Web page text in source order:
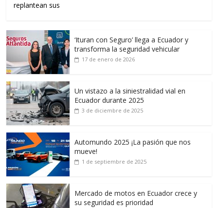
replantean sus
‘Ituran con Seguro’ llega a Ecuador y
transforma la seguridad vehicular
17 de enero de 2026
Un vistazo a la siniestralidad vial en
Ecuador durante 2025
3 de diciembre de 2025
Automundo 2025 ¡La pasión que nos
mueve!
1 de septiembre de 2025
Mercado de motos en Ecuador crece y
su seguridad es prioridad